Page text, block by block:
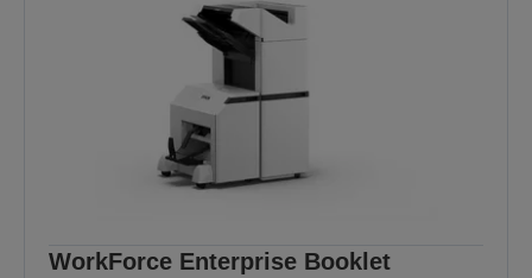
WorkForce Enterprise Booklet